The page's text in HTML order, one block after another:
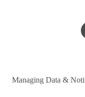
Managing Data &